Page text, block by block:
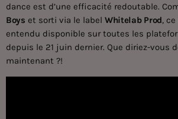
dance est d’une efficacité redoutable.
Boys et sorti via le label Whitelab Prod,
entendu disponible sur toutes les
depuis le 21 juin dernier. Que diriez-vous
maintenant ?!